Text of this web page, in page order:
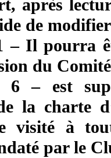
après
de
– Il pourra
du
6 – est
la charte
visité à
par le